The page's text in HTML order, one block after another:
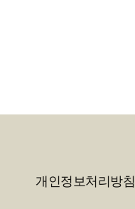
개인정보처리방침